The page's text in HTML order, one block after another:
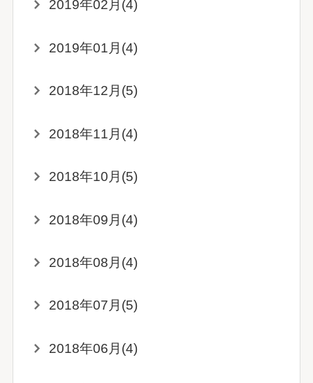
2019年02月(4)
2019年01月(4)
2018年12月(5)
2018年11月(4)
2018年10月(5)
2018年09月(4)
2018年08月(4)
2018年07月(5)
2018年06月(4)